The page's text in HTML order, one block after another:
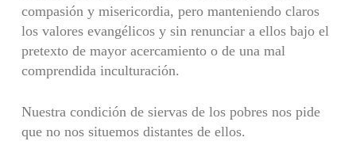
compasión y misericor­dia, pero manteniendo claros
los valores evangélicos y sin renunciar a ellos bajo el
pretexto de mayor acercamiento o de una mal
comprendida incultu­ración.
Nuestra condición de siervas de los pobres nos pide
que no nos situemos distantes de ellos.